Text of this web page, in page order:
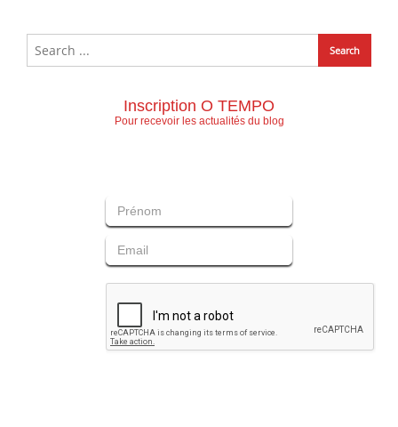
Inscription O TEMPO
Pour recevoir les actualités du blog